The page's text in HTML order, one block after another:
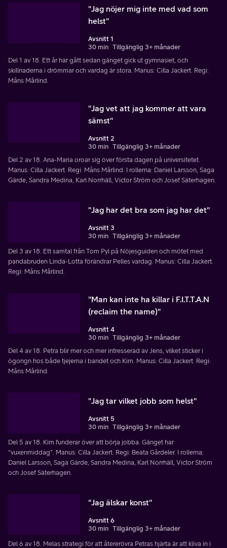
"Jag nöjer mig inte med vad som
helst"
Avsnitt 1
30 min Tillgänglig 3+ månader
Del 1 av 18. Ett år har gått sedan gänget gick ut gymnasiet, och
skillnaderna i drömmar och vardag är stora. Manus: Cilla Jackert. Regi:
Måns Mårlind.
"Jag vet att jag kommer att vara
sämst"
Avsnitt 2
30 min Tillgänglig 3+ månader
Del 2 av 18. Ana-Maria oroar sig över första dagen på universitetet.
Manus: Cilla Jackert. Regi: Måns Mårlind. I rollerna: Daniel Larsson, Saga
Gärde, Sandra Medina, Karl Norrhäll, Victor Ström och Josef Säterhagen.
"Jag har det bra som jag har det"
Avsnitt 3
30 min Tillgänglig 3+ månader
Del 3 av 18. Ett samtal från Tom Pyl på Nöjesguiden och mötet med
pandabruden Linda-Lotta förändrar Pelles vardag. Manus: Cilla Jackert.
Regi: Måns Mårlind.
"Man kan inte ha killar i F.I.T.T.A.N
(reclaim the name)"
Avsnitt 4
30 min Tillgänglig 3+ månader
Del 4 av 18. Petra blir mer och mer intresserad av Jens, vilket sticker i
ögongn hos både tjejerna i bandet och Kim. Manus: Cilla Jackert. Regi:
Måns Mårlind.
"Jag tar vilket jobb som helst"
Avsnitt 5
30 min Tillgänglig 3+ månader
Del 5 av 18. Kim funderar över att börja jobba. Gänget har
"vuxenmiddag". Manus: Cilla Jackert. Regi: Beata Gårdeler. I rollerna:
Daniel Larsson, Saga Gärde, Sandra Medina, Karl Norrhäll, Victor Ström
och Josef Säterhagen.
"Jag älskar konst"
Avsnitt 6
30 min Tillgänglig 3+ månader
Del 6 av 18. Melas strategi för att återerövra Petras hjärta är att kliva in i